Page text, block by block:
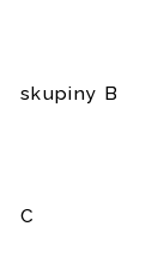
skupiny B
C